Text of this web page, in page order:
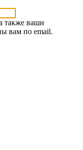
также ваши
вам по email.